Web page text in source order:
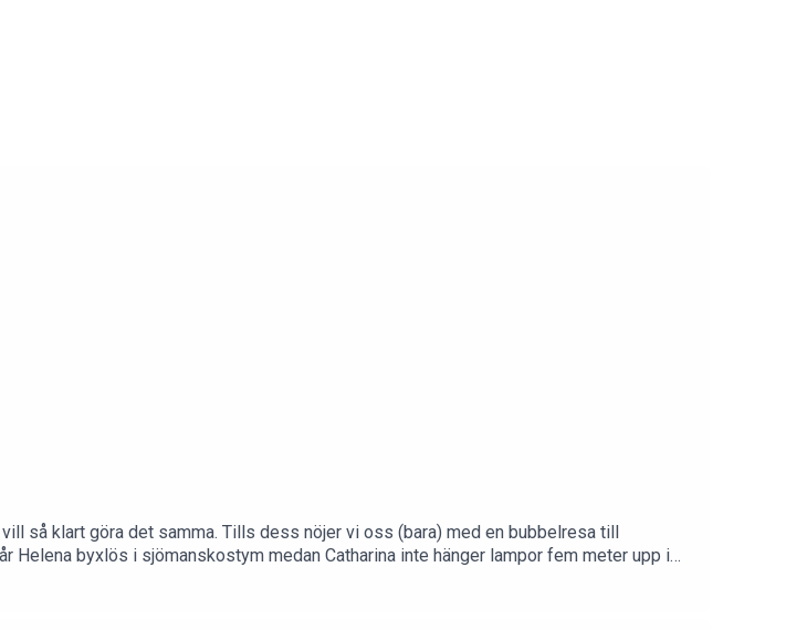
så klart göra det samma. Tills dess nöjer vi oss (bara) med en bubbelresa till
byxlös i sjömanskostym medan Catharina inte hänger lampor fem meter upp i
om Mallorca.